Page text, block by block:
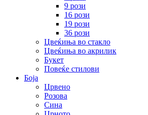
9 рози
16 рози
19 рози
36 рози
Цвеќиња во стакло
Цвеќиња во акрилик
Букет
Повеќе стилови
Боја
Црвено
Розова
Сина